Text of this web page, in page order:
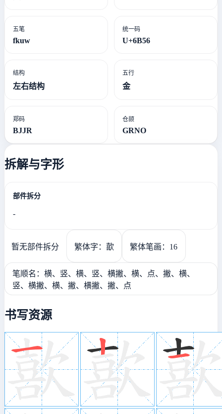
五笔
fkuw
统一码
U+6B56
结构
左右结构
五行
金
郑码
BJJR
仓颉
GRNO
拆解与字形
部件拆分
-
暂无部件拆分 繁体字：歖 繁体笔画：16
笔顺名：横、竖、横、竖、横撇、横、点、撇、横、
竖、横撇、横、撇、横撇、撇、点
书写资源